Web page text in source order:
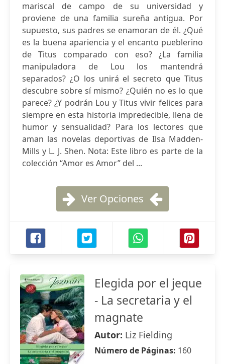
mariscal de campo de su universidad y
proviene de una familia sureña antigua. Por
supuesto, sus padres se enamoran de él. ¿Qué
es la buena apariencia y el encanto pueblerino
de Titus comparado con eso? ¿La familia
manipuladora de Lou los mantendrá
separados? ¿O los unirá el secreto que Titus
descubre sobre sí mismo? ¿Quién no es lo que
parece? ¿Y podrán Lou y Titus vivir felices para
siempre en esta historia impredecible, llena de
humor y sensualidad? Para los lectores que
aman las novelas deportivas de Ilsa Madden-
Mills y L. J. Shen. Nota: Este libro es parte de la
colección “Amor es Amor” del ...
Ver Opciones
Elegida por el jeque
- La secretaria y el
magnate
Autor: Liz Fielding
Número de Páginas: 160